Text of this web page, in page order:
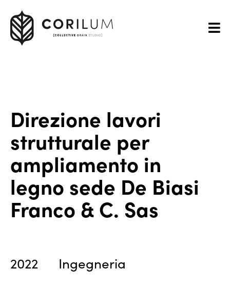
Direzione lavori
strutturale per
ampliamento in
legno sede De Biasi
Franco & C. Sas
2022 Ingegneria